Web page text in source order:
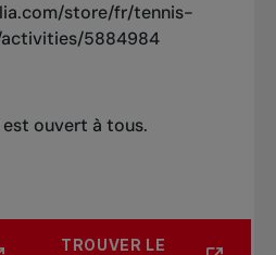
store/fr/tennis-
5884984
ouvert à tous.
TROUVER LE